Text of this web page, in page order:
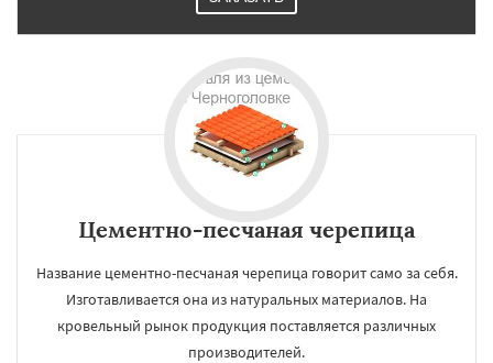
Цементно-песчаная черепица
Название цементно-песчаная черепица говорит само за себя.
Изготавливается она из натуральных материалов. На
кровельный рынок продукция поставляется различных
производителей.